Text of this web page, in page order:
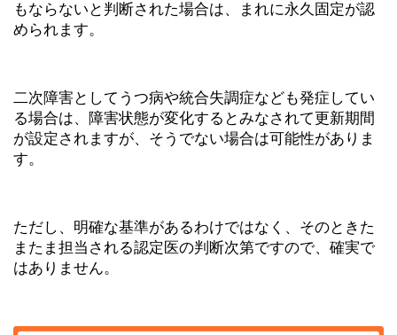
もならないと判断された場合は、まれに永久固定が認
められます。
二次障害としてうつ病や統合失調症なども発症してい
る場合は、障害状態が変化するとみなされて更新期間
が設定されますが、そうでない場合は可能性がありま
す。
ただし、明確な基準があるわけではなく、そのときた
またま担当される認定医の判断次第ですので、確実で
はありません。